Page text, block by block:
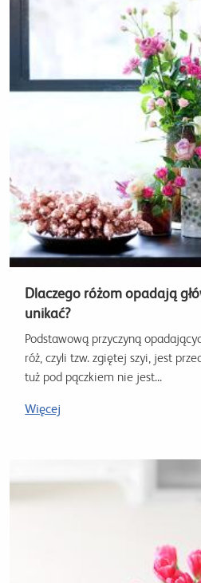
Dlaczego różom opadają
unikać?
Podstawową przyczyną
róż, czyli tzw. zgiętej szyi, jest
tuż pod pączkiem nie jest...
Więcej